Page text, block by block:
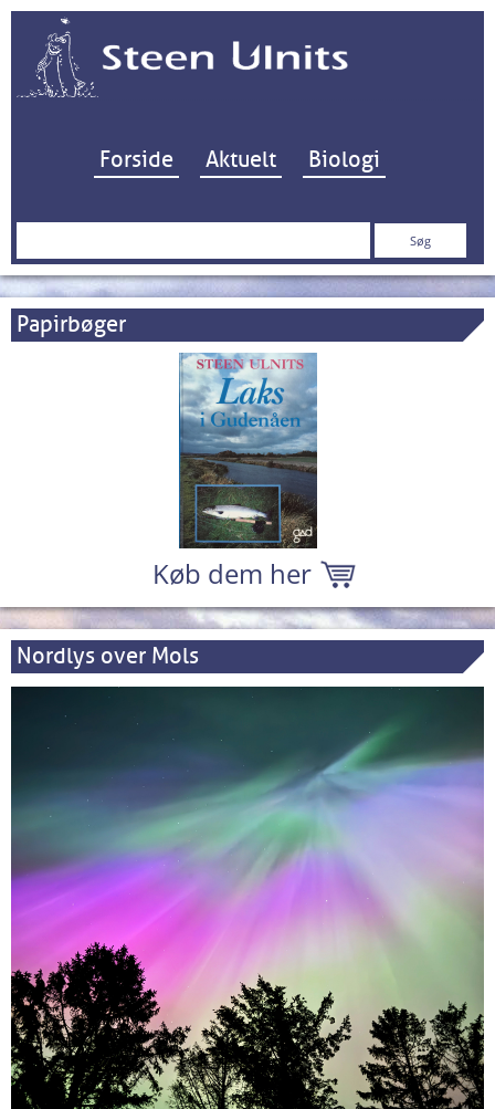
Hop til indhold
Forside Aktuelt Biologi
Søg
Papirbøger
Køb dem her
Nordlys over Mols